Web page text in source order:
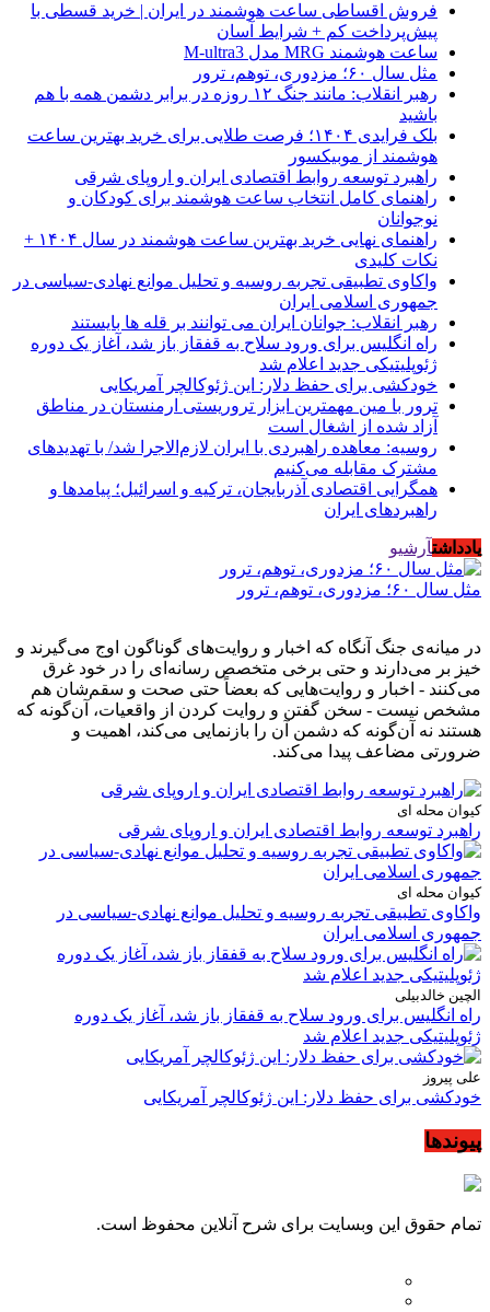
فروش اقساطی ساعت هوشمند در ایران | خرید قسطی با
پیش‌پرداخت کم + شرایط آسان
ساعت هوشمند MRG مدل M-ultra3
مثل سال ۶۰؛ مزدوری، توهم، ترور
رهبر انقلاب: مانند جنگ ۱۲ روزه در برابر دشمن همه با هم
باشید
بلک فرایدی ۱۴۰۴؛ فرصت طلایی برای خرید بهترین ساعت
هوشمند از موبیکسور
راهبرد توسعه روابط اقتصادی ایران و اروپای شرقی
راهنمای کامل انتخاب ساعت هوشمند برای کودکان و
نوجوانان
راهنمای نهایی خرید بهترین ساعت هوشمند در سال ۱۴۰۴ +
نکات کلیدی
واکاوی تطبیقی تجربه روسیه و تحلیل موانع نهادی-سیاسی در
جمهوری اسلامی ایران
رهبر انقلاب: جوانان ایران می توانند بر قله ها بایستند
راه انگلیس برای ورود سلاح به قفقاز باز شد، آغاز یک دوره
ژئوپلیتیکی جدید اعلام شد
خودکشی برای حفظ دلار: این ژئوکالچر آمریکایی
ترور با مین مهمترین ابزار تروریستی ارمنستان در مناطق
آزاد شده از اشغال است
روسیه: معاهده راهبردی با ایران لازم‌الاجرا شد/ با تهدیدهای
مشترک مقابله می‌کنیم
همگرایی اقتصادی آذربایجان، ترکیه و اسرائیل؛ پیامدها و
راهبردهای ایران
یادداشتآرشیو
مثل سال ۶۰؛ مزدوری، توهم، ترور
در میانه‌ی جنگ آنگاه که اخبار و روایت‌های گوناگون اوج می‌گیرند و
خیز بر می‌دارند و حتی برخی متخصص رسانه‌ای را در خود غرق
می‌کنند - اخبار و روایت‌هایی که بعضاً حتی صحت و سقم‌شان هم
مشخص نیست - سخن گفتن و روایت کردن از واقعیات، آن‌گونه که
هستند نه آن‌گونه که دشمن آن را بازنمایی می‌کند، اهمیت و
ضرورتی مضاعف پیدا می‌کند.
کیوان محله ای
راهبرد توسعه روابط اقتصادی ایران و اروپای شرقی
کیوان محله ای
واکاوی تطبیقی تجربه روسیه و تحلیل موانع نهادی-سیاسی در
جمهوری اسلامی ایران
الچین خالدبیلی
راه انگلیس برای ورود سلاح به قفقاز باز شد، آغاز یک دوره
ژئوپلیتیکی جدید اعلام شد
علی پیروز
خودکشی برای حفظ دلار: این ژئوکالچر آمریکایی
پیوندها
تمام حقوق این وبسایت برای شرح آنلاین محفوظ است.